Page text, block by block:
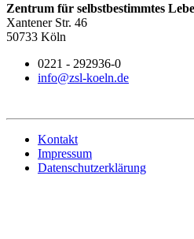
Zentrum für selbstbestimmtes
Xantener Str. 46
50733 Köln
0221 - 292936-0
info@zsl-koeln.de
Kontakt
Impressum
Datenschutzerklärung